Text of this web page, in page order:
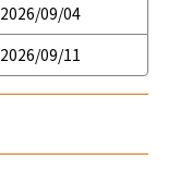
2026/09/04
2026/09/11